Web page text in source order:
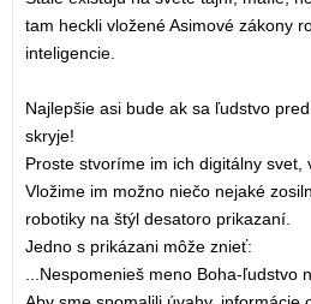
tam heckli vložené Asimové zákony
inteligencie.
Najlepšie asi bude ak sa ľudstvo
skryje!
Proste stvoríme im ich digitálny svet,
Vložime im možno niečo nejaké
robotiky na štýl desatoro prikazaní.
Jedno s prikázani môže znieť:
...Nespomenieš meno Boha-ľudstvo